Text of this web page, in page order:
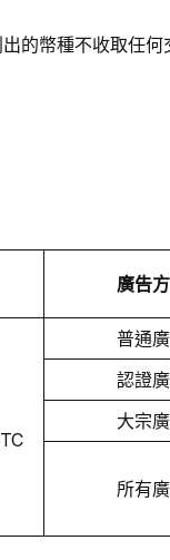
的幣種不收取任
廣告
普通
認證
大宗
所有